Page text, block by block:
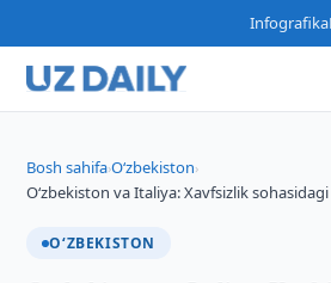
Infografika
Bosh sahifa›O‘zbekiston›
Oʻzbekiston va Italiya: Xavfsizlik
O‘ZBEKISTON